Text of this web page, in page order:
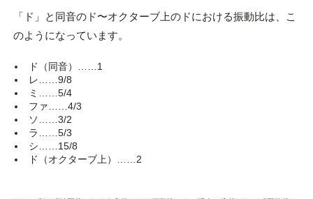
「ド」と同音のド〜オクターブ上のドにおける振動比は、こ
のようになっています。
ド（同音）……1
レ……9/8
ミ……5/4
ファ……4/3
ソ……3/2
ラ……5/3
シ……15/8
ド（オクターブ上）……2